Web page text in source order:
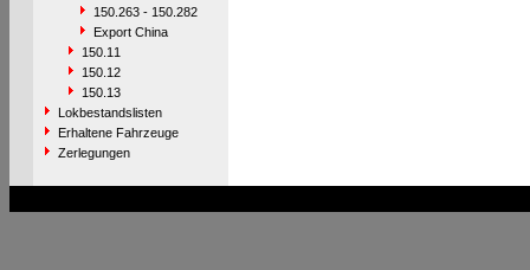
150.263 - 150.282
Export China
150.11
150.12
150.13
Lokbestandslisten
Erhaltene Fahrzeuge
Zerlegungen